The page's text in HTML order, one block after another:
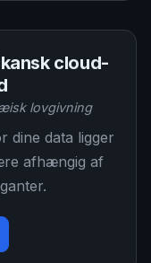
cloud-
lovgivning
dine data ligger
afhængig af